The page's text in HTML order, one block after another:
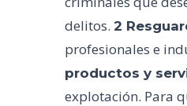
delitos. 2
profesionales e
productos y
explotación. Para